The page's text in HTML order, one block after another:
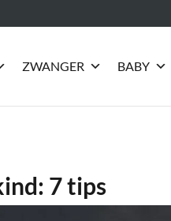
ZWANGER BABY
7 tips